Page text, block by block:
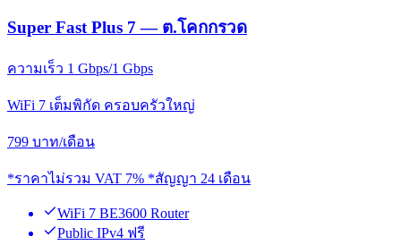
Super Fast Plus 7 — ต.โคกกรวด
ความเร็ว 1 Gbps/1 Gbps
WiFi 7 เต็มพิกัด ครอบครัวใหญ่
799 บาท/เดือน
*ราคาไม่รวม VAT 7% *สัญญา 24 เดือน
WiFi 7 BE3600 Router
Public IPv4 ฟรี